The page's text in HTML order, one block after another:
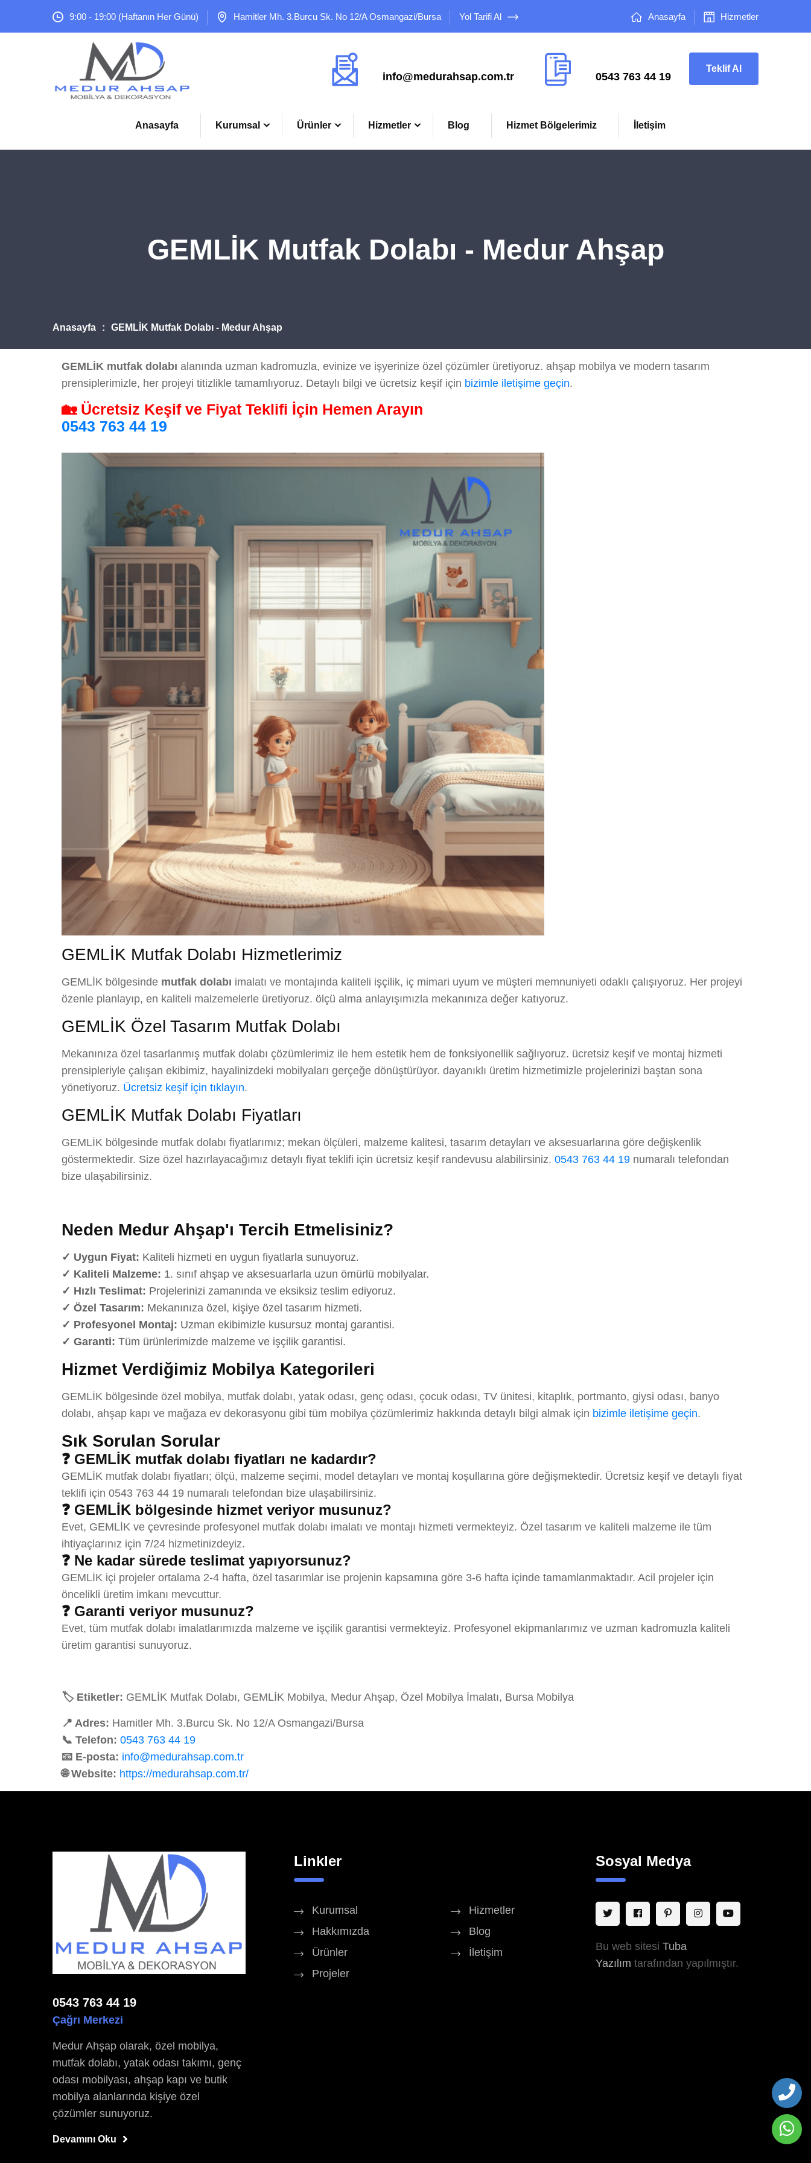
9:00 - 19:00 (Haftanın Her Günü) Hamitler Mh. 3.Burcu Sk. No 12/A Osmangazi/Bursa Yol Tarifi Al Anasayfa Hizmetler
info@medurahsap.com.tr 0543 763 44 19
Teklif Al
Anasayfa Kurumsal Ürünler Hizmetler Blog Hizmet Bölgelerimiz İletişim
GEMLİK Mutfak Dolabı - Medur Ahşap
Anasayfa GEMLİK Mutfak Dolabı - Medur Ahşap
GEMLİK mutfak dolabı alanında uzman kadromuzla, evinize ve işyerinize özel çözümler üretiyoruz. ahşap mobilya ve modern tasarım
prensiplerimizle, her projeyi titizlikle tamamlıyoruz. Detaylı bilgi ve ücretsiz keşif için bizimle iletişime geçin.
🏡 Ücretsiz Keşif ve Fiyat Teklifi İçin Hemen Arayın
0543 763 44 19
GEMLİK Mutfak Dolabı Hizmetlerimiz
GEMLİK bölgesinde mutfak dolabı imalatı ve montajında kaliteli işçilik, iç mimari uyum ve müşteri memnuniyeti odaklı çalışıyoruz. Her projeyi
özenle planlayıp, en kaliteli malzemelerle üretiyoruz. ölçü alma anlayışımızla mekanınıza değer katıyoruz.
GEMLİK Özel Tasarım Mutfak Dolabı
Mekanınıza özel tasarlanmış mutfak dolabı çözümlerimiz ile hem estetik hem de fonksiyonellik sağlıyoruz. ücretsiz keşif ve montaj hizmeti
prensipleriyle çalışan ekibimiz, hayalinizdeki mobilyaları gerçeğe dönüştürüyor. dayanıklı üretim hizmetimizle projelerinizi baştan sona
yönetiyoruz. Ücretsiz keşif için tıklayın.
GEMLİK Mutfak Dolabı Fiyatları
GEMLİK bölgesinde mutfak dolabı fiyatlarımız; mekan ölçüleri, malzeme kalitesi, tasarım detayları ve aksesuarlarına göre değişkenlik
göstermektedir. Size özel hazırlayacağımız detaylı fiyat teklifi için ücretsiz keşif randevusu alabilirsiniz. 0543 763 44 19 numaralı telefondan
bize ulaşabilirsiniz.
Neden Medur Ahşap'ı Tercih Etmelisiniz?
✓ Uygun Fiyat: Kaliteli hizmeti en uygun fiyatlarla sunuyoruz.
✓ Kaliteli Malzeme: 1. sınıf ahşap ve aksesuarlarla uzun ömürlü mobilyalar.
✓ Hızlı Teslimat: Projelerinizi zamanında ve eksiksiz teslim ediyoruz.
✓ Özel Tasarım: Mekanınıza özel, kişiye özel tasarım hizmeti.
✓ Profesyonel Montaj: Uzman ekibimizle kusursuz montaj garantisi.
✓ Garanti: Tüm ürünlerimizde malzeme ve işçilik garantisi.
Hizmet Verdiğimiz Mobilya Kategorileri
GEMLİK bölgesinde özel mobilya, mutfak dolabı, yatak odası, genç odası, çocuk odası, TV ünitesi, kitaplık, portmanto, giysi odası, banyo
dolabı, ahşap kapı ve mağaza ev dekorasyonu gibi tüm mobilya çözümlerimiz hakkında detaylı bilgi almak için bizimle iletişime geçin.
Sık Sorulan Sorular
❓ GEMLİK mutfak dolabı fiyatları ne kadardır?
GEMLİK mutfak dolabı fiyatları; ölçü, malzeme seçimi, model detayları ve montaj koşullarına göre değişmektedir. Ücretsiz keşif ve detaylı fiyat
teklifi için 0543 763 44 19 numaralı telefondan bize ulaşabilirsiniz.
❓ GEMLİK bölgesinde hizmet veriyor musunuz?
Evet, GEMLİK ve çevresinde profesyonel mutfak dolabı imalatı ve montajı hizmeti vermekteyiz. Özel tasarım ve kaliteli malzeme ile tüm
ihtiyaçlarınız için 7/24 hizmetinizdeyiz.
❓ Ne kadar sürede teslimat yapıyorsunuz?
GEMLİK içi projeler ortalama 2-4 hafta, özel tasarımlar ise projenin kapsamına göre 3-6 hafta içinde tamamlanmaktadır. Acil projeler için
öncelikli üretim imkanı mevcuttur.
❓ Garanti veriyor musunuz?
Evet, tüm mutfak dolabı imalatlarımızda malzeme ve işçilik garantisi vermekteyiz. Profesyonel ekipmanlarımız ve uzman kadromuzla kaliteli
üretim garantisi sunuyoruz.
🏷️ Etiketler: GEMLİK Mutfak Dolabı, GEMLİK Mobilya, Medur Ahşap, Özel Mobilya İmalatı, Bursa Mobilya
📍 Adres: Hamitler Mh. 3.Burcu Sk. No 12/A Osmangazi/Bursa
📞 Telefon: 0543 763 44 19
📧 E-posta: info@medurahsap.com.tr
🌐 Website: https://medurahsap.com.tr/
0543 763 44 19
Çağrı Merkezi
Medur Ahşap olarak, özel mobilya,
mutfak dolabı, yatak odası takımı, genç
odası mobilyası, ahşap kapı ve butik
mobilya alanlarında kişiye özel
çözümler sunuyoruz.
Devamını Oku
Linkler
Kurumsal
Hakkımızda
Ürünler
Projeler
Hizmetler
Blog
İletişim
Sosyal Medya
Bu web sitesi Tuba
Yazılım tarafından yapılmıştır.